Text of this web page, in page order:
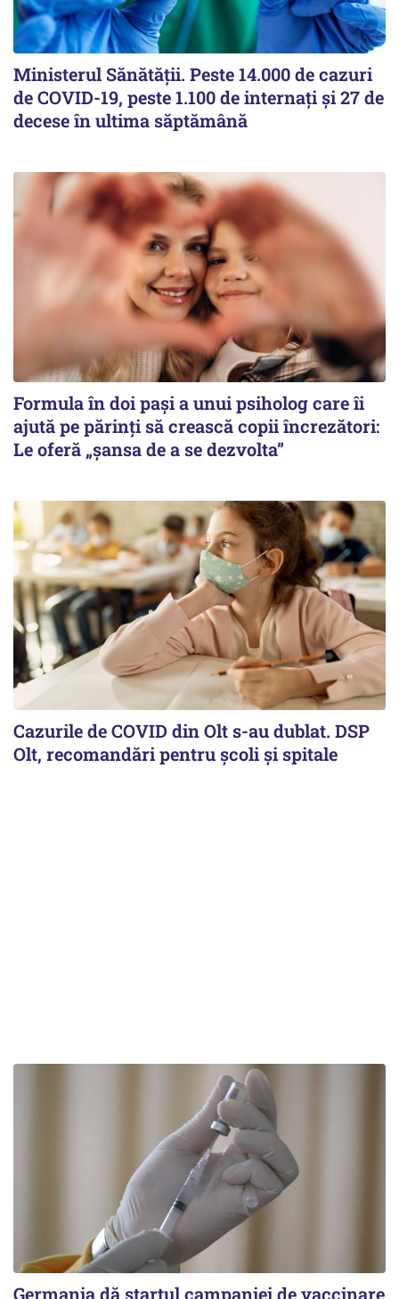
Ministerul Sănătății. Peste 14.000 de cazuri
de COVID-19, peste 1.100 de internați și 27 de
decese în ultima săptămână
Formula în doi pași a unui psiholog care îi
ajută pe părinți să crească copii încrezători:
Le oferă „șansa de a se dezvolta”
Cazurile de COVID din Olt s-au dublat. DSP
Olt, recomandări pentru școli și spitale
Germania dă startul campaniei de vaccinare